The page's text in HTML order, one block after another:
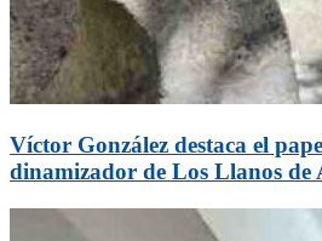
Víctor González destaca el
dinamizador de Los Llanos de